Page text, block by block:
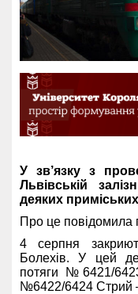
У зв’язку з
Львівській
деяких приміських
Про це повідомила
4 серпня
Болехів. У цей
потяги №6421/
№6422/6424 Стрий